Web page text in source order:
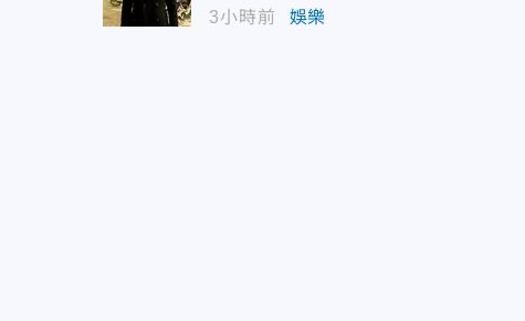
3小時前 娛樂